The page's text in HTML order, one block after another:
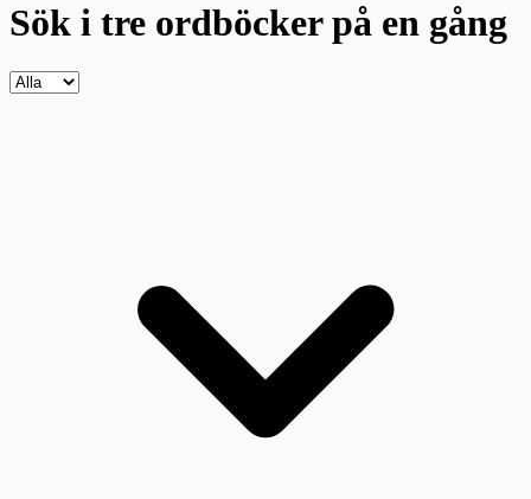
Sök i tre ordböckerpå en gång